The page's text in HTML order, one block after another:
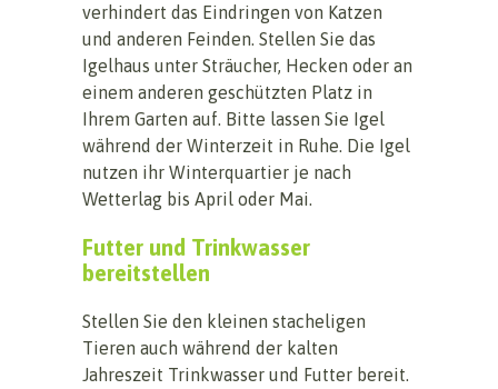
verhindert das Eindringen von Katzen
und anderen Feinden. Stellen Sie das
Igelhaus unter Sträucher, Hecken oder an
einem anderen geschützten Platz in
Ihrem Garten auf. Bitte lassen Sie Igel
während der Winterzeit in Ruhe. Die Igel
nutzen ihr Winterquartier je nach
Wetterlag bis April oder Mai.
Futter und Trinkwasser
bereitstellen
Stellen Sie den kleinen stacheligen
Tieren auch während der kalten
Jahreszeit Trinkwasser und Futter bereit.